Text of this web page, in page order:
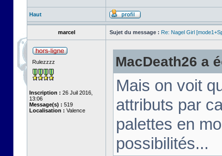
Haut
marcel Sujet du message : Re: Nagel Girl
Rulezzzz
Inscription : 26 Juil 2016,
13:06
Message(s) : 519
Localisation : Valence
MacDeath26 a
Mais on voit
attributs par
palettes en
possibilités...